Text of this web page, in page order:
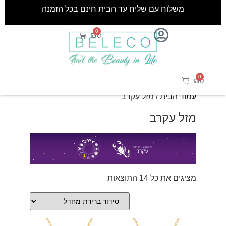
₪0
0
משלוח עם שליח עד הבית חינם בכל הזמנה
₪0
0
עמוד הבית/ מזל עקרב
מזל עקרב
מציגים את כל ⁦14⁩ התוצאות